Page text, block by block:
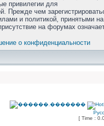
привилегии для
Прежде чем
и политикой, принятыми на
на форумах
о конфиденциальности
[ Time :